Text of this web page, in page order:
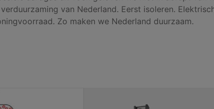
van Nederland. Eerst isoleren.
Zo maken we Nederland duurzaam.